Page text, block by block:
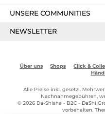
UNSERE COMMUNITIES
NEWSLETTER
Über uns Shops Click &
Alle Preise inkl. gesetzl.
Nachnahmegebühren,
© 2026 Da-Shisha - B2C - DaShi
vorbehalten.